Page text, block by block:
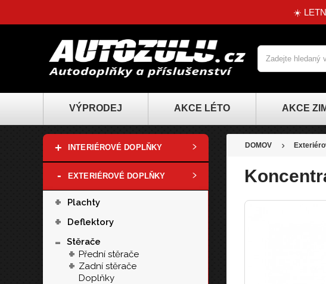
☀️
VÝPRODEJ AKCE LÉTO AKCE
+ INTERIÉROVÉ DOPLŇKY
- EXTERIÉROVÉ DOPLŇKY
+ Plachty
+ Deflektory
- Stěrače
+ Přední stěrače
+ Zadní stěrače
Doplňky
DOMOV